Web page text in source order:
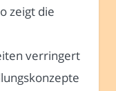
zeigt die
verringert